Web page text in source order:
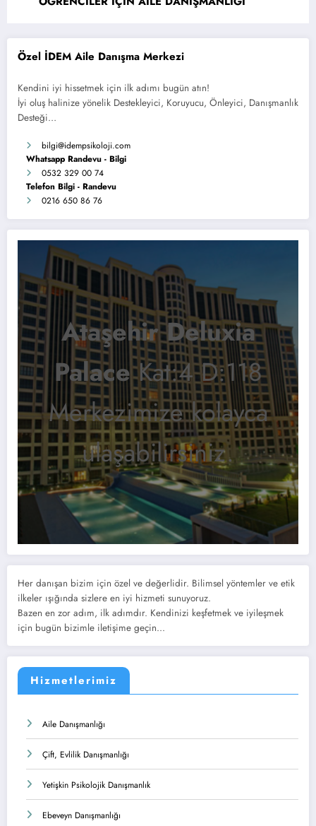
Özel İDEM Aile Danışma Merkezi
Kendini iyi hissetmek için ilk adımı bugün atın!
İyi oluş halinize yönelik Destekleyici, Koruyucu, Önleyici, Danışmanlık
Desteği…
bilgi@idempsikoloji.com
Whatsapp Randevu - Bilgi
0532 329 00 74
Telefon Bilgi - Randevu
0216 650 86 76
Ataşehir Deluxia
PalaceKat:4 D:118
Merkezimize kolayca
ulaşabilirsiniz.
Her danışan bizim için özel ve değerlidir. Bilimsel yöntemler ve etik
ilkeler ışığında sizlere en iyi hizmeti sunuyoruz.
Bazen en zor adım, ilk adımdır. Kendinizi keşfetmek ve iyileşmek
için bugün bizimle iletişime geçin...
Hizmetlerimiz
Aile Danışmanlığı
Çift, Evlilik Danışmanlığı
Yetişkin Psikolojik Danışmanlık
Ebeveyn Danışmanlığı